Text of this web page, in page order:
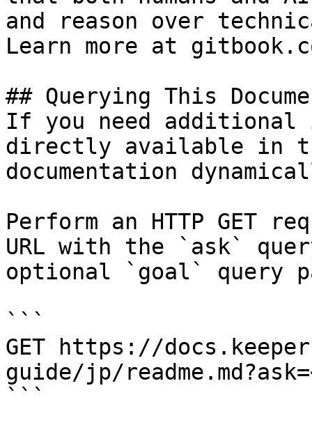
and reason over
Learn more at
## Querying This
If you need
directly available in
documentation
Perform an HTTP GET
URL with the `ask`
optional `goal` query
```
GET https://
guide/jp/
```